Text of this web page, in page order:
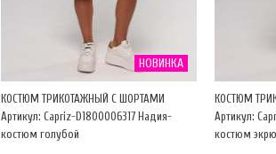
НОВИНКА
КОСТЮМ ТРИКОТАЖНЫЙ С ШОРТАМИ
Артикул: Capriz-D1800006317 Надия-
костюм голубой
КОСТЮМ
Артикул:
костюм экрю